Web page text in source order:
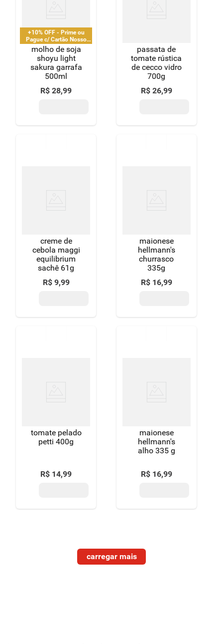
+10% OFF - Prime ou
Pague c/ Cartão Nosso
Pay
molho de soja
shoyu light
sakura garrafa
500ml
R$ 28,99
passata de
tomate rústica
de cecco vidro
700g
R$ 26,99
creme de
cebola maggi
equilibrium
sachê 61g
R$ 9,99
maionese
hellmann's
churrasco
335g
R$ 16,99
tomate pelado
petti 400g
R$ 14,99
maionese
hellmann's
alho 335 g
R$ 16,99